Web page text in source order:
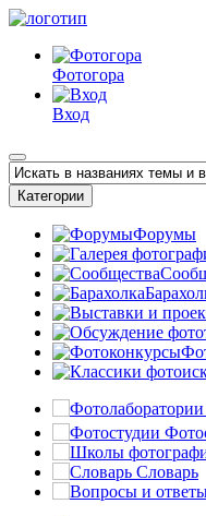
Фотогора
Вход
Категории
Форумы
Словарь